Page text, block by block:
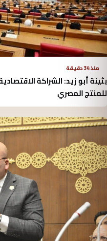
منذ 34 دقيقة
بثينة أبو زيد: الشراكة
للمنتج المصري